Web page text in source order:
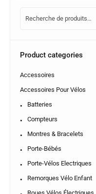
Product categories
Accessoires
Accessoires Pour Vélos
Batteries
Compteurs
Montres & Bracelets
Porte-Bébés
Porte-Vélos Electriques
Remorques Vélo Enfant